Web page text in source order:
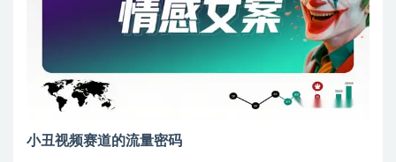
小丑视频赛道的流量密码